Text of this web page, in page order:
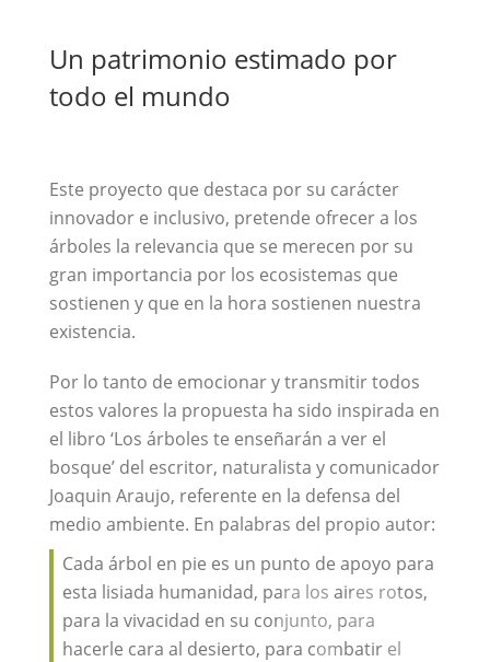
Un patrimonio estimado por
todo el mundo
Este proyecto que destaca por su carácter
innovador e inclusivo, pretende ofrecer a los
árboles la relevancia que se merecen por su
gran importancia por los ecosistemas que
sostienen y que en la hora sostienen nuestra
existencia.
Por lo tanto de emocionar y transmitir todos
estos valores la propuesta ha sido inspirada en
el libro ‘Los árboles te enseñarán a ver el
bosque’ del escritor, naturalista y comunicador
Joaquin Araujo, referente en la defensa del
medio ambiente. En palabras del propio autor:
Cada árbol en pie es un punto de apoyo para
esta lisiada humanidad, para los aires rotos,
para la vivacidad en su conjunto, para
hacerle cara al desierto, para combatir el